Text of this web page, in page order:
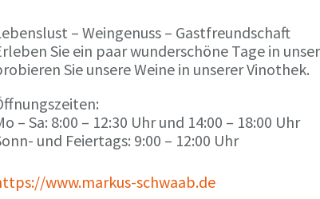
– Weingenuss – Gastfreundschaft
Sie ein paar wunderschöne Tage in
Sie unsere Weine in unserer Vinothek.
– Sa: 8:00 – 12:30 Uhr und 14:00 – 18:00 Uhr
und Feiertags: 9:00 – 12:00 Uhr
www.markus-schwaab.de